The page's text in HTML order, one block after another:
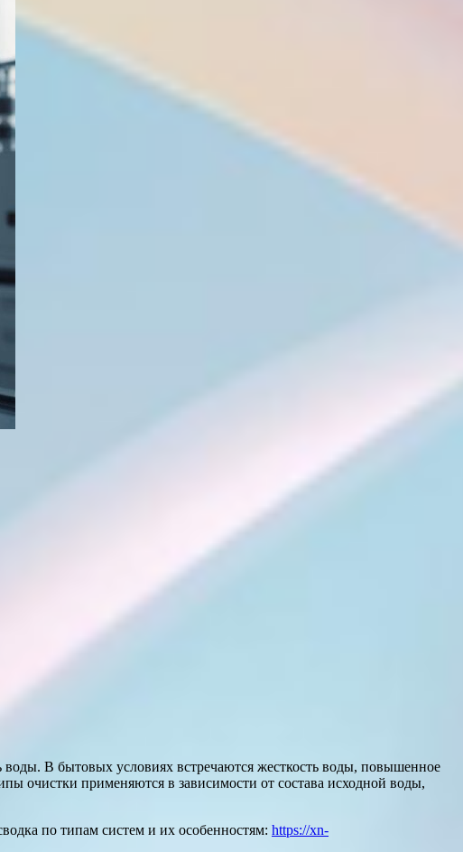
воды. В бытовых условиях встречаются жесткость воды, повышенное
очистки применяются в зависимости от состава исходной воды,
по типам систем и их особенностям: https://xn-